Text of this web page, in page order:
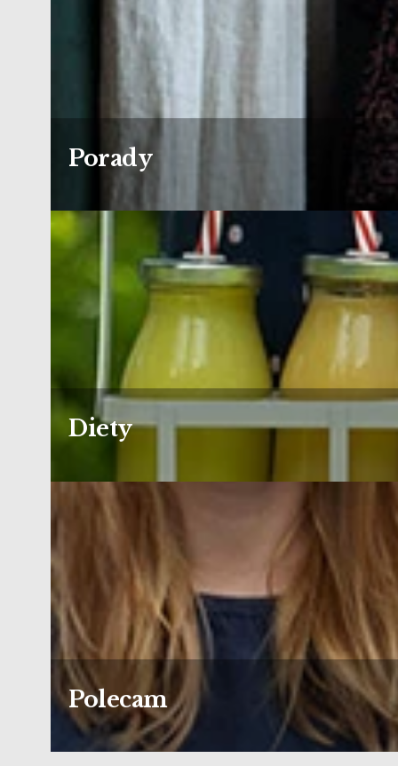
Porady
Diety
Polecam